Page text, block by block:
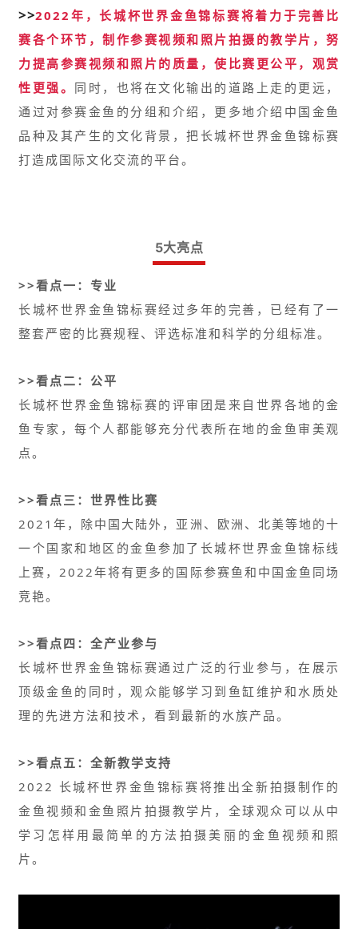
>>2022年，长城杯世界金鱼锦标赛将着力于完善比
赛各个环节，制作参赛视频和照片拍摄的教学片，努
力提高参赛视频和照片的质量，使比赛更公平，观赏
性更强。 同时，也将在文化输出的道路上走的更远，
通过对参赛金鱼的分组和介绍，更多地介绍中国金鱼
品种及其产生的文化背景，把长城杯世界金鱼锦标赛
打造成国际文化交流的平台。
5大亮点
>>看点一：专业
长城杯世界金鱼锦标赛经过多年的完善，已经有了一
整套严密的比赛规程、评选标准和科学的分组标准。
>>看点二：公平
长城杯世界金鱼锦标赛的评审团是来自世界各地的金
鱼专家，每个人都能够充分代表所在地的金鱼审美观
点。
>>看点三：世界性比赛
2021年，除中国大陆外，亚洲、欧洲、北美等地的十
一个国家和地区的金鱼参加了长城杯世界金鱼锦标线
上赛，2022年将有更多的国际参赛鱼和中国金鱼同场
竞艳。
>>看点四：全产业参与
长城杯世界金鱼锦标赛通过广泛的行业参与，在展示
顶级金鱼的同时，观众能够学习到鱼缸维护和水质处
理的先进方法和技术，看到最新的水族产品。
>>看点五：全新教学支持
2022 长城杯世界金鱼锦标赛将推出全新拍摄制作的
金鱼视频和金鱼照片拍摄教学片，全球观众可以从中
学习怎样用最简单的方法拍摄美丽的金鱼视频和照
片。